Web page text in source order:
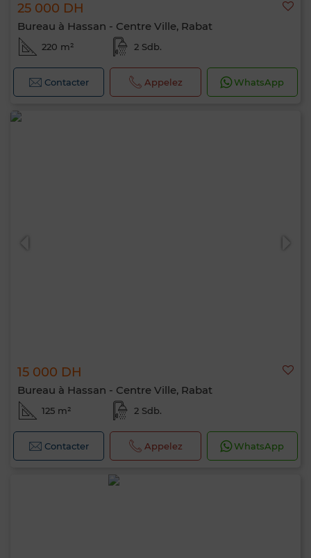
25 000 DH
Bureau à Hassan - Centre Ville, Rabat
220 m² 2 Sdb.
Contacter Appelez WhatsApp
15 000 DH
Bureau à Hassan - Centre Ville, Rabat
125 m² 2 Sdb.
Contacter Appelez WhatsApp